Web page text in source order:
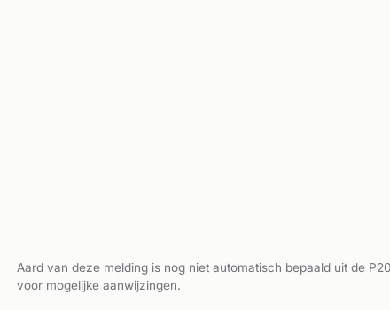
Aard van deze melding is nog niet automatisch bepaald uit de
voor mogelijke aanwijzingen.